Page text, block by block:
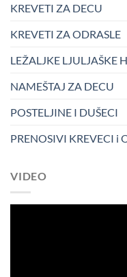
KREVETI ZA DECU
KREVETI ZA ODRASLE
LEŽALJKE LJULJAŠKE
NAMEŠTAJ ZA DECU
POSTELJINE I DUŠECI
PRENOSIVI KREVECI i
VIDEO